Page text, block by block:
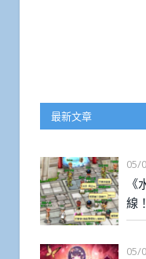
最新文章
05/
線
05/